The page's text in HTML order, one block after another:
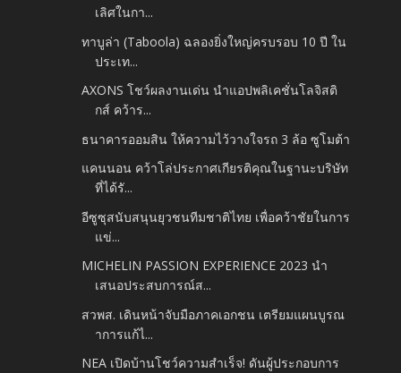
เลิศในกา...
ทาบูล่า (Taboola) ฉลองยิ่งใหญ่ครบรอบ 10 ปี ใน
ประเท...
AXONS โชว์ผลงานเด่น นำแอปพลิเคชั่นโลจิสติ
กส์ คว้าร...
ธนาคารออมสิน ให้ความไว้วางใจรถ 3 ล้อ ซูโมต้า
แคนนอน คว้าโล่ประกาศเกียรติคุณในฐานะบริษัท
ที่ได้รั...
อีซูซุสนับสนุนยุวชนทีมชาติไทย เพื่อคว้าชัยในการ
แข่...
MICHELIN PASSION EXPERIENCE 2023 นำ
เสนอประสบการณ์ส...
สวพส. เดินหน้าจับมือภาคเอกชน เตรียมแผนบูรณ
าการแก้ไ...
NEA เปิดบ้านโชว์ความสำเร็จ! ดันผู้ประกอบการ